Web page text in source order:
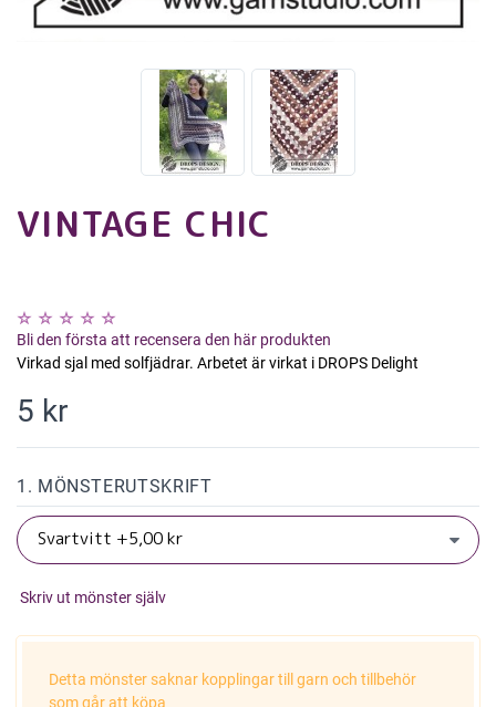
VINTAGE CHIC
Bli den första att recensera den här produkten
Virkad sjal med solfjädrar. Arbetet är virkat i DROPS Delight
5 kr
1. MÖNSTERUTSKRIFT
Skriv ut mönster själv
Detta mönster saknar kopplingar till garn och tillbehör
som går att köpa